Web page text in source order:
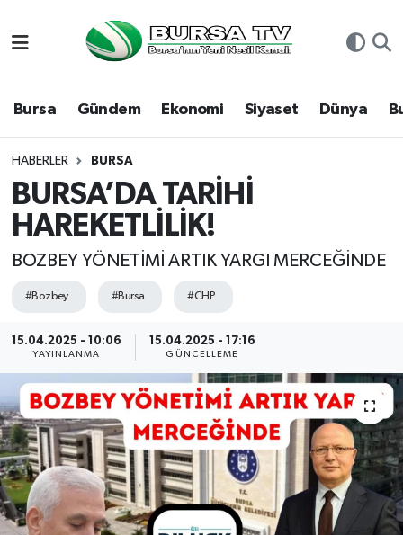
Bursa Gündem Ekonomi Siyaset Dünya
HABERLER BURSA
BURSA’DA TARİHİ
HAREKETLİLİK!
BOZBEY YÖNETİMİ ARTIK YARGI MERCEĞİNDE
#Bozbey #Bursa #CHP
15.04.2025 - 10:06
YAYINLANMA
15.04.2025 - 17:16
GÜNCELLEME
Bursa
Dünya
Eğitim
Ekonomi
Genel
Gündem
Magazin
Sağlık
Siyaset
Spor
Hava Durumu
Namaz Vakitleri
Trafik Durumu
Süper Lig Puan Durumu ve Fikstür
Tüm Manşetler
Son Dakika Haberleri
Haber Arşivi